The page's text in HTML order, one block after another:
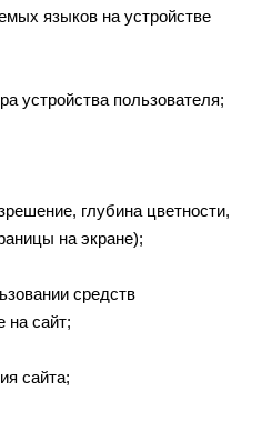
языков на устройстве
устройства пользователя;
глубина цветности,
на экране);
средств
на сайт;
сайта;